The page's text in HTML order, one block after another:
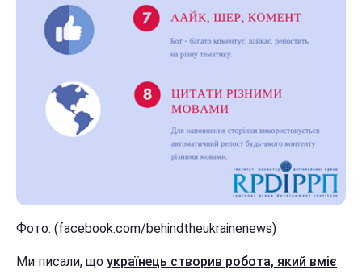
Фото: (facebook.com/behindtheukrainenews)
Ми писали, що українець створив робота, який вміє